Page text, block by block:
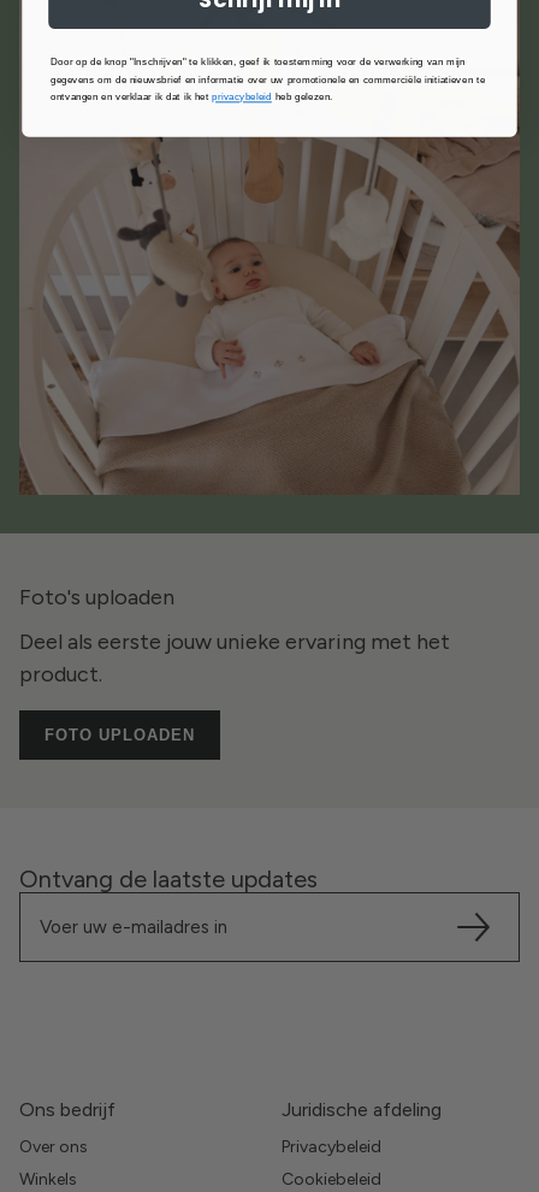
Foto's uploaden
Deel als eerste jouw unieke ervaring met het
product.
FOTO UPLOADEN
Ontvang de laatste updates
Ons bedrijf
Over ons
Winkels
Juridische afdeling
Privacybeleid
Cookiebeleid
Door op de knop "Inschrijven" te klikken, geef ik toestemming voor de verwerking van mijn
gegevens om de nieuwsbrief en informatie over uw promotionele en commerciële initiatieven te
ontvangen en verklaar ik dat ik hetprivacybeleid heb gelezen.